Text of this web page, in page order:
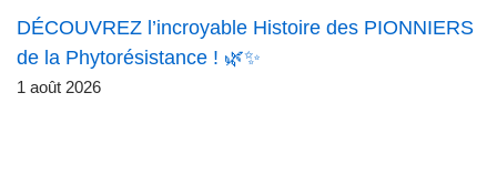
DÉCOUVREZ l’incroyable Histoire des PIONNIERS
de la Phytorésistance ! 🌿✨
1 août 2026